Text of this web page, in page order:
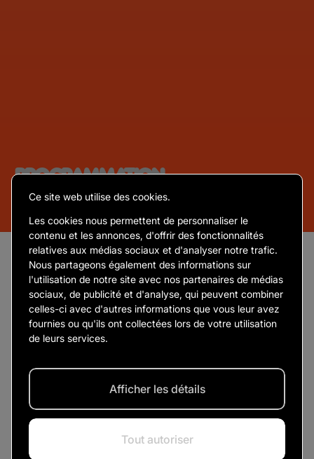
Ce site web utilise des cookies.
Les cookies nous permettent de personnaliser le
contenu et les annonces, d'offrir des fonctionnalités
relatives aux médias sociaux et d'analyser notre trafic.
Nous partageons également des informations sur
l'utilisation de notre site avec nos partenaires de médias
sociaux, de publicité et d'analyse, qui peuvent combiner
celles-ci avec d'autres informations que vous leur avez
fournies ou qu'ils ont collectées lors de votre utilisation
de leurs services.
Afficher les détails
Tout autoriser
Programmation
AU CANADA
Region
Canada
DÉSOLÉ, IL N'Y A
PRÉSENTEMENT AUCUN
CONCERT À CETTE DATE.